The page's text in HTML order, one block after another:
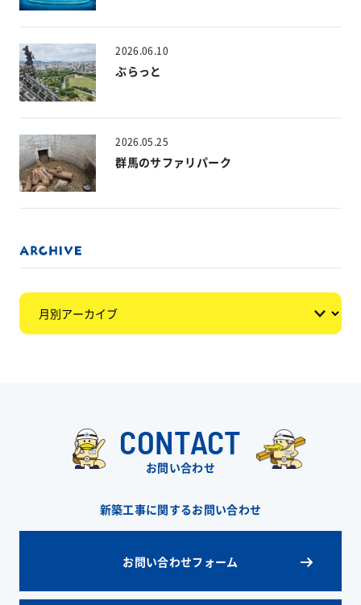
2026.06.10
ぶらっと
2026.05.25
群馬のサファリパーク
CONTACT
お問い合わせ
新築工事に関するお問い合わせ
お問い合わせフォーム